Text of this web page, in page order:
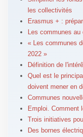
les collectivités
Erasmus + :
Les communes
« Les communes
2022 »
Définition de
Quel est le
doivent mener en
Communes
Emploi. Comment
Trois initiatives
Des bornes